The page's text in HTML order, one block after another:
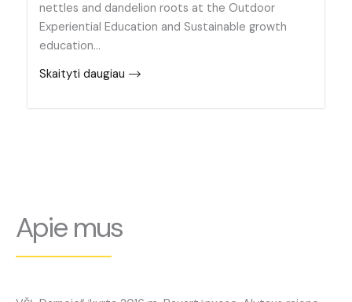
nettles and dandelion roots at the Outdoor
Experiential Education and Sustainable growth
education…
Skaityti daugiau
Apie mus